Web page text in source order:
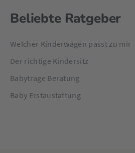
Beliebte Ratgeber
Welcher Kinderwagen passt zu mir
Der richtige Kindersitz
Babytrage Beratung
Baby Erstaustattung